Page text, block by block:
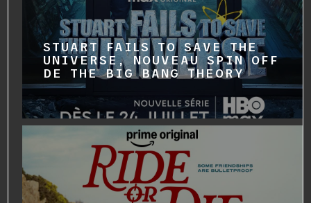
STUART FAILS TO SAVE THE
UNIVERSE, NOUVEAU SPIN OFF
DE THE BIG BANG THEORY